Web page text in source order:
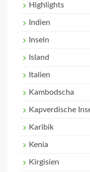
Highlights
Indien
Inseln
Island
Italien
Kambodscha
Kapverdische
Karibik
Kenia
Kirgisien